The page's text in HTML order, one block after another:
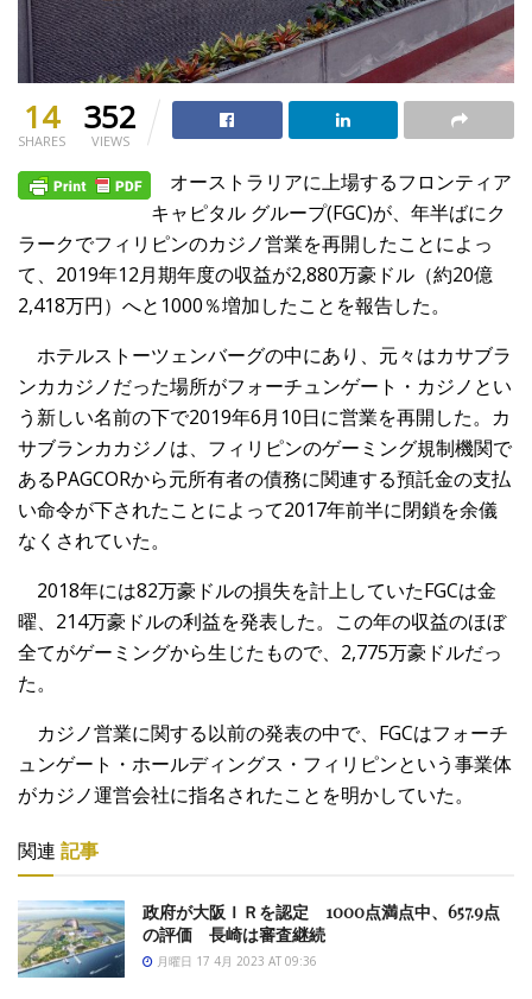
14
SHARES
352
VIEWS
オーストラリアに上場するフロンティア
キャピタル グループ(FGC)が、年半ばにク
ラークでフィリピンのカジノ営業を再開したことによっ
て、2019年12月期年度の収益が2,880万豪ドル（約20億
2,418万円）へと1000％増加したことを報告した。
ホテルストーツェンバーグの中にあり、元々はカサブラ
ンカカジノだった場所がフォーチュンゲート・カジノとい
う新しい名前の下で2019年6月10日に営業を再開した。カ
サブランカカジノは、フィリピンのゲーミング規制機関で
あるPAGCORから元所有者の債務に関連する預託金の支払
い命令が下されたことによって2017年前半に閉鎖を余儀
なくされていた。
2018年には82万豪ドルの損失を計上していたFGCは金
曜、214万豪ドルの利益を発表した。この年の収益のほぼ
全てがゲーミングから生じたもので、2,775万豪ドルだっ
た。
カジノ営業に関する以前の発表の中で、FGCはフォーチ
ュンゲート・ホールディングス・フィリピンという事業体
がカジノ運営会社に指名されたことを明かしていた。
関連 記事
政府が大阪ＩＲを認定 1000点満点中、657.9点
の評価 長崎は審査継続
月曜日 17 4月 2023 AT 09:36